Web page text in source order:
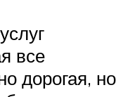
все
дорогая, но